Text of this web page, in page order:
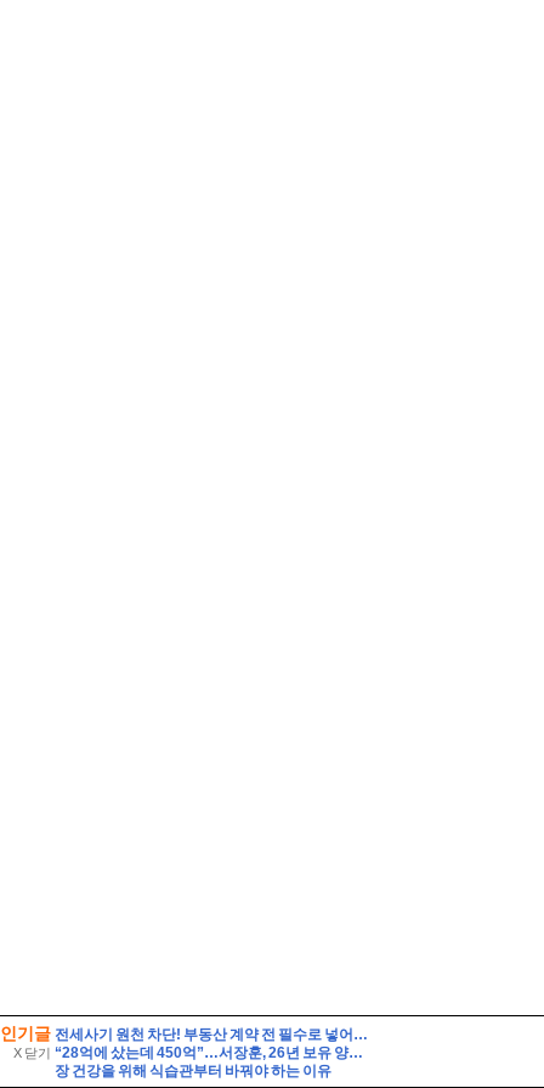
인기글
X 닫기
전세사기 원천 차단! 부동산 계약 전 필수로 넣어야 할 특약 문구 5가지와 등기부등본 해독법
“28억에 샀는데 450억”…서장훈, 26년 보유 양재역 빌딩 매각 추진
장 건강을 위해 식습관부터 바꿔야 하는 이유